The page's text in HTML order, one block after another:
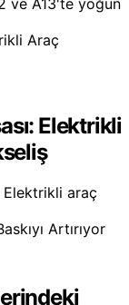
Elektrikli
Elektrikli araç